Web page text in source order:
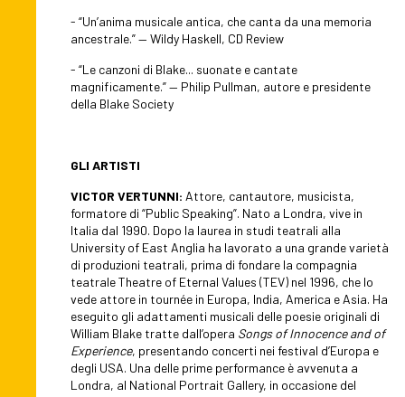
- “Un’anima musicale antica, che canta da una memoria
ancestrale.” — Wildy Haskell, CD Review
- “Le canzoni di Blake... suonate e cantate
magnificamente.” — Philip Pullman, autore e presidente
della Blake Society
GLI ARTISTI
VICTOR VERTUNNI: Attore, cantautore, musicista,
formatore di “Public Speaking”. Nato a Londra, vive in
Italia dal 1990. Dopo la laurea in studi teatrali alla
University of East Anglia ha lavorato a una grande varietà
di produzioni teatrali, prima di fondare la compagnia
teatrale Theatre of Eternal Values (TEV) nel 1996, che lo
vede attore in tournée in Europa, India, America e Asia. Ha
eseguito gli adattamenti musicali delle poesie originali di
William Blake tratte dall’opera Songs of Innocence and of
Experience, presentando concerti nei festival d’Europa e
degli USA. Una delle prime performance è avvenuta a
Londra, al National Portrait Gallery, in occasione del